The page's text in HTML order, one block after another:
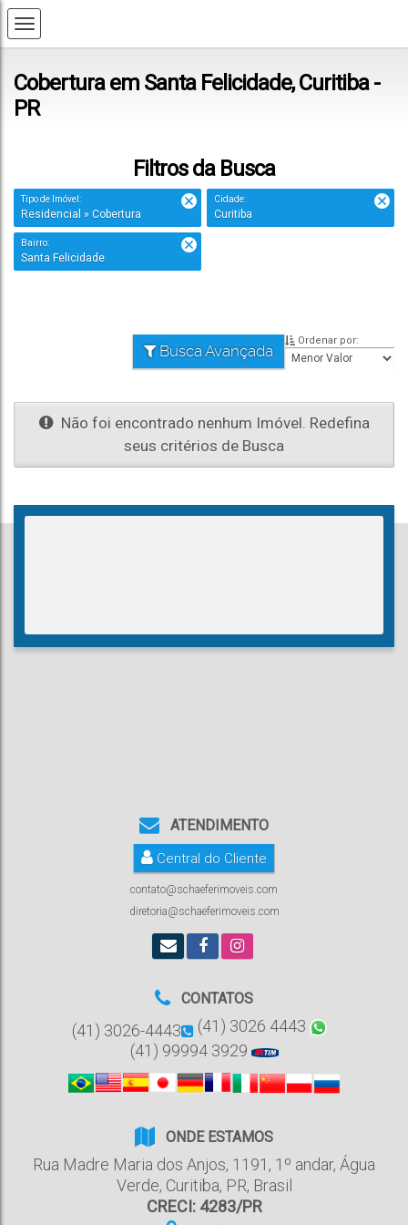
Cobertura em Santa Felicidade, Curitiba -
PR
Filtros da Busca
Tipo de Imóvel:
Residencial » Cobertura
Cidade:
Curitiba
Bairro:
Santa Felicidade
Busca Avançada
Ordenar por:
Não foi encontrado nenhum Imóvel. Redefina
seus critérios de Busca
ATENDIMENTO
Central do Cliente
contato@schaeferimoveis.com
diretoria@schaeferimoveis.com
CONTATOS
(41) 3026-4443
(41) 3026 4443
(41) 99994 3929
ONDE ESTAMOS
Rua Madre Maria dos Anjos, 1191 , 1º andar, Água
Verde, Curitiba, PR, Brasil
CRECI: 4283/PR